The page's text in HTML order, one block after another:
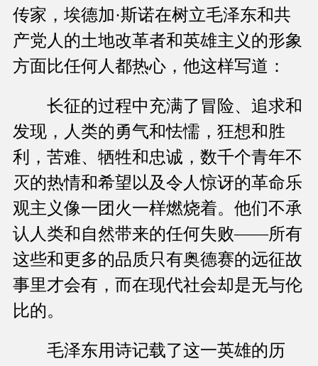
传家，埃德加·斯诺在树立毛泽东和共
产党人的土地改革者和英雄主义的形象
方面比任何人都热心，他这样写道：
长征的过程中充满了冒险、追求和
发现，人类的勇气和怯懦，狂想和胜
利，苦难、牺牲和忠诚，数千个青年不
灭的热情和希望以及令人惊讶的革命乐
观主义像一团火一样燃烧着。他们不承
认人类和自然带来的任何失败——所有
这些和更多的品质只有奥德赛的远征故
事里才会有，而在现代社会却是无与伦
比的。
毛泽东用诗记载了这一英雄的历